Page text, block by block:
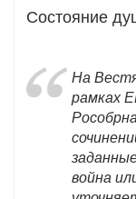
Состояние
На
рамках
война